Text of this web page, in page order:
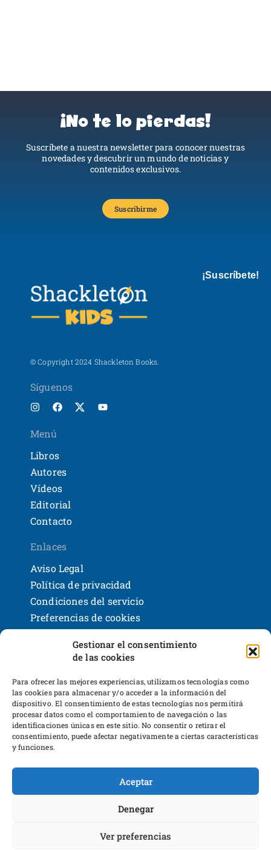
Gestionar el consentimiento
de las cookies
Para ofrecer las mejores experiencias, utilizamos tecnologías como
las cookies para almacenar y/o acceder a la información del
dispositivo. El consentimiento de estas tecnologías nos permitirá
procesar datos como el comportamiento de navegación o las
identificaciones únicas en este sitio. No consentir o retirar el
consentimiento, puede afectar negativamente a ciertas características
y funciones.
Aceptar
Denegar
Ver preferencias
¡No te lo pierdas!
Suscríbete a nuestra newsletter para conocer nuestras
novedades y descubrir un mundo de noticias y
contenidos exclusivos.
Suscribirme
© Copyright 2024 Shackleton Books.
Síguenos
Menú
Libros
Autores
Vídeos
Editorial
Contacto
Enlaces
Aviso Legal
Política de privacidad
Condiciones del servicio
Preferencias de cookies
Políticas de devoluciones y reembolsos
Bases legales y sorteos
Desarrollo web
del Libro y Fomento a la Lectura,
¡Suscríbete!